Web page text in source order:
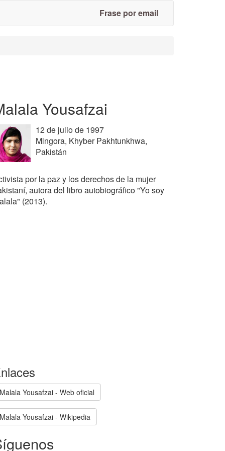
Frase por email
Yousafzai
12 de julio de 1997
Mingora, Khyber Pakhtunkhwa,
Pakistán
por la paz y los derechos de la mujer
autora del libro autobiográfico "Yo soy
(2013).
Malala Yousafzai - Web oficial
Malala Yousafzai - Wikipedia